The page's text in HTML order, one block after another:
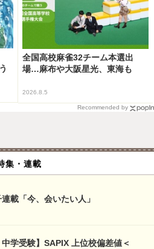
全国高校麻雀32チーム本選出
場…麻布や大阪星光、東海も
2026.8.5
Recommended by
集・連載
載「今、会いたい人」
学受験】SAPIX 上位校偏差値＜